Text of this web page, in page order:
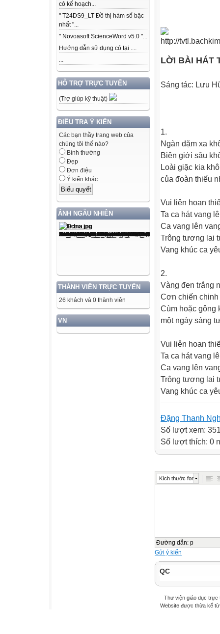
có kế hoạch...
" T24DS9_LT Đồ thị hàm số bậc
nhất "...
" Novoasoft ScienceWord v5.0 "...
Hướng dẫn sử dụng có tại ....
...
HỖ TRỢ TRỰC TUYẾN
(Trợ giúp kỹ thuật)
ĐIỀU TRA Ý KIẾN
Các bạn thầy trang web của
chúng tôi thế nào?
Bình thường
Đẹp
Đơn điệu
Ý kiến khác
ẢNH NGẪU NHIÊN
THÀNH VIÊN TRỰC TUYẾN
26 khách và 0 thành viên
VN
LỜI BÀI HÁT
Sáng tác: Lưu
1.
Ngàn dặm xa
Biên giới sâu
Loài giặc kia
của đoàn thiếu
Vui liên hoan
Ta ca hát vang
Ca vang lên
Trông tương lai
Vang khúc ca
2.
Vàng đen trắng
Cơn chiến chinh
Cùm hoặc gông
một ngày sáng
Vui liên hoan
Ta ca hát vang
Ca vang lên
Trông tương lai
Vang khúc ca
Đặng Thanh
Số lượt xem:
Số lượt thích: 0
Kích thước font
Đường dẫn: p
Gửi ý kiến
QC
Thư viện giáo dục trực
Website được thừa kế